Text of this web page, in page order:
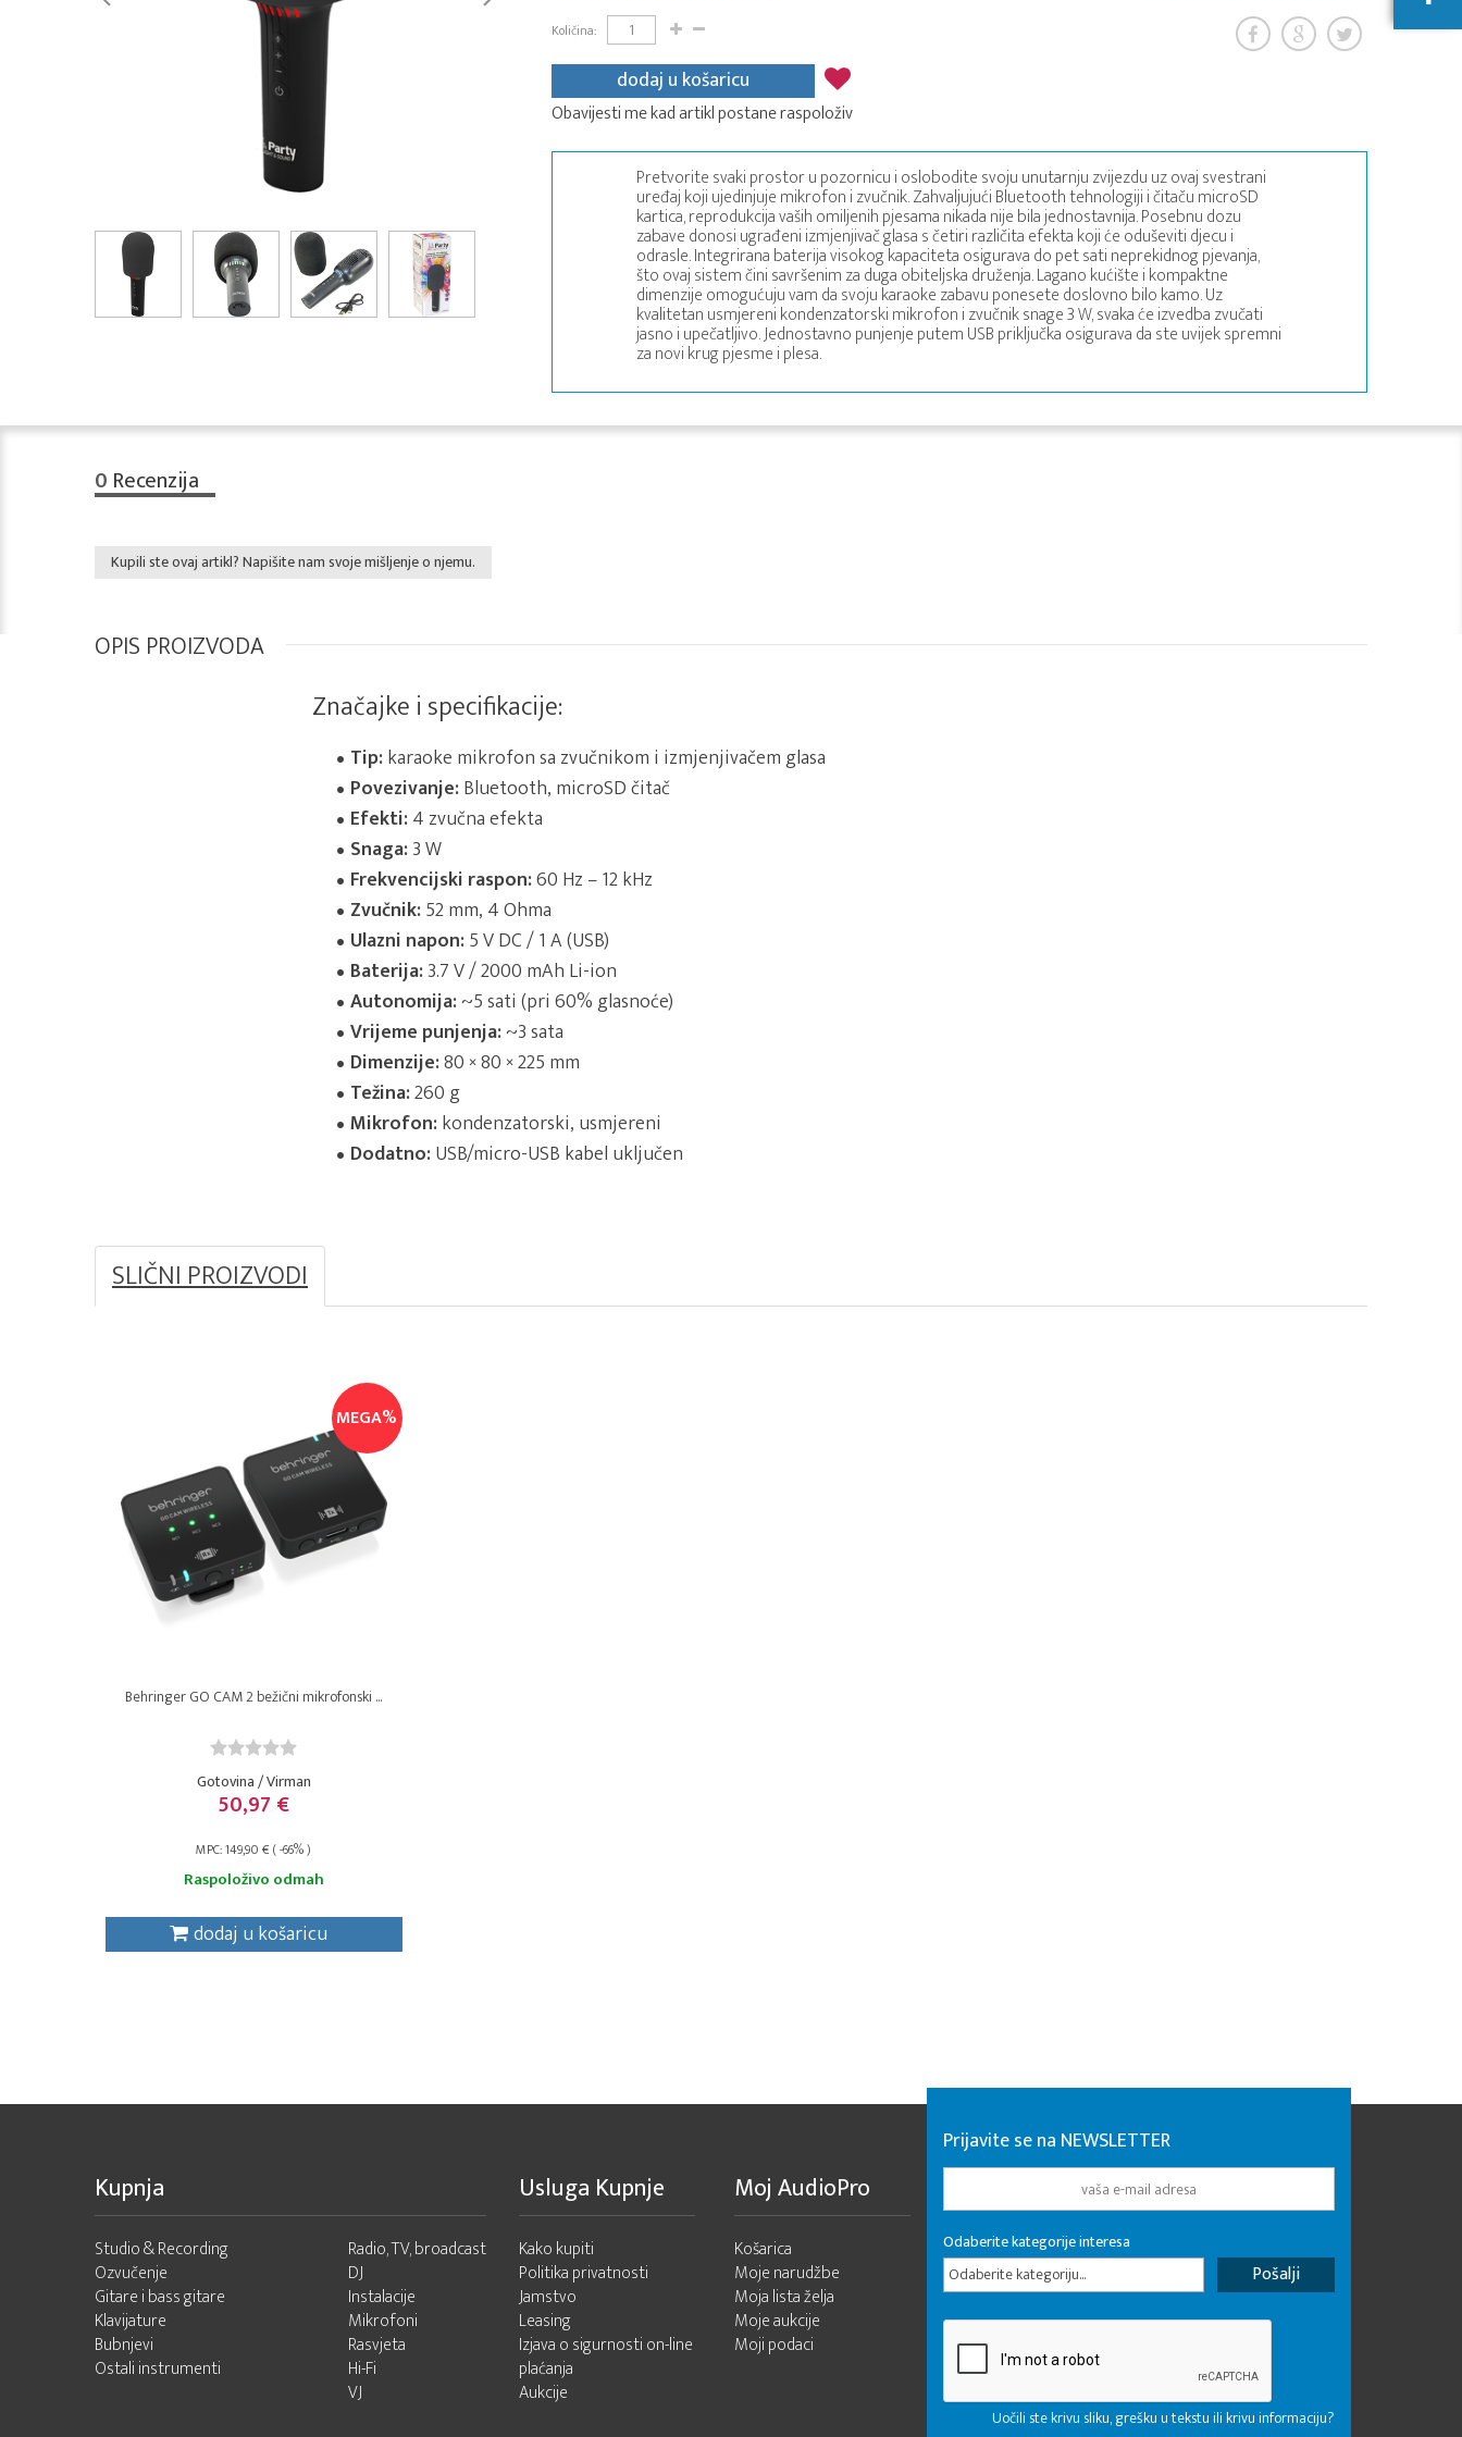
Količina:
dodaj u košaricu
Obavijesti me kad artikl postane raspoloživ
Pretvorite svaki prostor u pozornicu i oslobodite svoju unutarnju zvijezdu uz ovaj svestrani
uređaj koji ujedinjuje mikrofon i zvučnik. Zahvaljujući Bluetooth tehnologiji i čitaču microSD
kartica, reprodukcija vaših omiljenih pjesama nikada nije bila jednostavnija. Posebnu dozu
zabave donosi ugrađeni izmjenjivač glasa s četiri različita efekta koji će oduševiti djecu i
odrasle. Integrirana baterija visokog kapaciteta osigurava do pet sati neprekidnog pjevanja,
što ovaj sistem čini savršenim za duga obiteljska druženja. Lagano kućište i kompaktne
dimenzije omogućuju vam da svoju karaoke zabavu ponesete doslovno bilo kamo. Uz
kvalitetan usmjereni kondenzatorski mikrofon i zvučnik snage 3 W, svaka će izvedba zvučati
jasno i upečatljivo. Jednostavno punjenje putem USB priključka osigurava da ste uvijek spremni
za novi krug pjesme i plesa.
0 Recenzija
Kupili ste ovaj artikl? Napišite nam svoje mišljenje o njemu.
OPIS PROIZVODA
Značajke i specifikacije:
Tip:karaoke mikrofon sa zvučnikom i izmjenjivačem glasa
Povezivanje:Bluetooth, microSD čitač
Efekti:4 zvučna efekta
Snaga:3 W
Frekvencijski raspon:60 Hz – 12 kHz
Zvučnik:52 mm, 4 Ohma
Ulazni napon:5 V DC / 1 A (USB)
Baterija:3.7 V / 2000 mAh Li-ion
Autonomija:~5 sati (pri 60% glasnoće)
Vrijeme punjenja:~3 sata
Dimenzije:80 × 80 × 225 mm
Težina:260 g
Mikrofon:kondenzatorski, usmjereni
Dodatno:USB/micro-USB kabel uključen
SLIČNI PROIZVODI
Behringer GO CAM 2 bežični mikrofonski ...
Gotovina / Virman
50,97 €
MPC: 149,90 € ( -66% )
Raspoloživo odmah
dodaj u košaricu
MEGA%
Kupnja
Studio & Recording
Ozvučenje
Gitare i bass gitare
Klavijature
Bubnjevi
Ostali instrumenti
Radio, TV, broadcast
DJ
Instalacije
Mikrofoni
Rasvjeta
Hi-Fi
VJ
Usluga Kupnje
Kako kupiti
Politika privatnosti
Jamstvo
Leasing
Izjava o sigurnosti on-line
plaćanja
Aukcije
Moj AudioPro
Košarica
Moje narudžbe
Moja lista želja
Moje aukcije
Moji podaci
Prijavite se na NEWSLETTER
Odaberite kategorije interesa
Odaberite kategoriju...
Uočili ste krivu sliku, grešku u tekstu ili krivu informaciju?